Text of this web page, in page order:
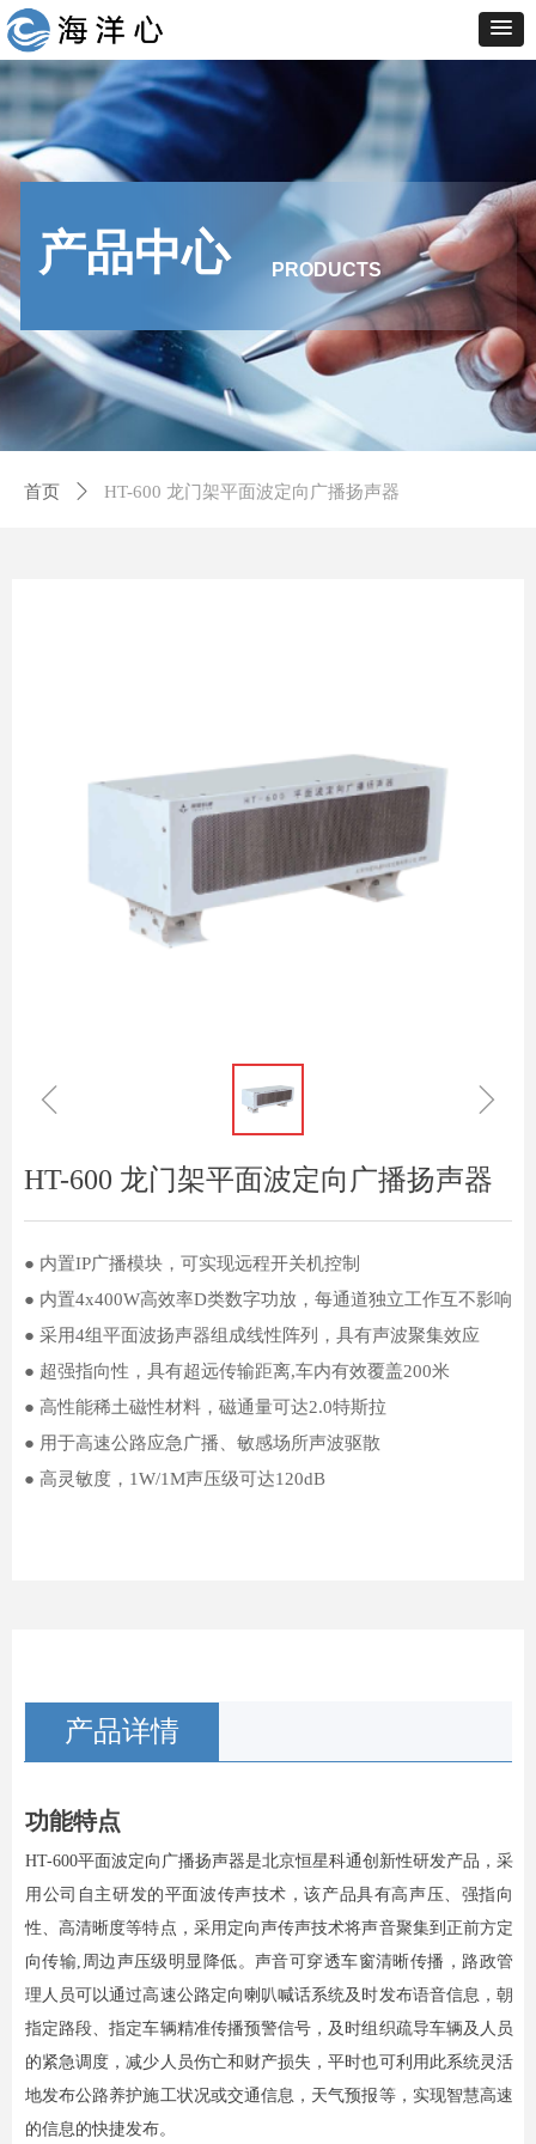
产品中心 PRODUCTS
首页 ꄲ HT-600 龙门架平面波定向广播扬声器
ꁆ ꁇ
HT-600 龙门架平面波定向广播扬声器
● 内置IP广播模块，可实现远程开关机控制
● 内置4x400W高效率D类数字功放，每通道独立工作互不影响
● 采用4组平面波扬声器组成线性阵列，具有声波聚集效应
● 超强指向性，具有超远传输距离,车内有效覆盖200米
● 高性能稀土磁性材料，磁通量可达2.0特斯拉
● 用于高速公路应急广播、敏感场所声波驱散
● 高灵敏度，1W/1M声压级可达120dB
产品详情
功能特点
HT-600平面波定向广播扬声器是北京恒星科通创新性研发产品，采
用公司自主研发的平面波传声技术，该产品具有高声压、强指向
性、高清晰度等特点，采用定向声传声技术将声音聚集到正前方定
向传输,周边声压级明显降低。声音可穿透车窗清晰传播，路政管
理人员可以通过高速公路定向喇叭喊话系统及时发布语音信息，朝
指定路段、指定车辆精准传播预警信号，及时组织疏导车辆及人员
的紧急调度，减少人员伤亡和财产损失，平时也可利用此系统灵活
地发布公路养护施工状况或交通信息，天气预报等，实现智慧高速
的信息的快捷发布。